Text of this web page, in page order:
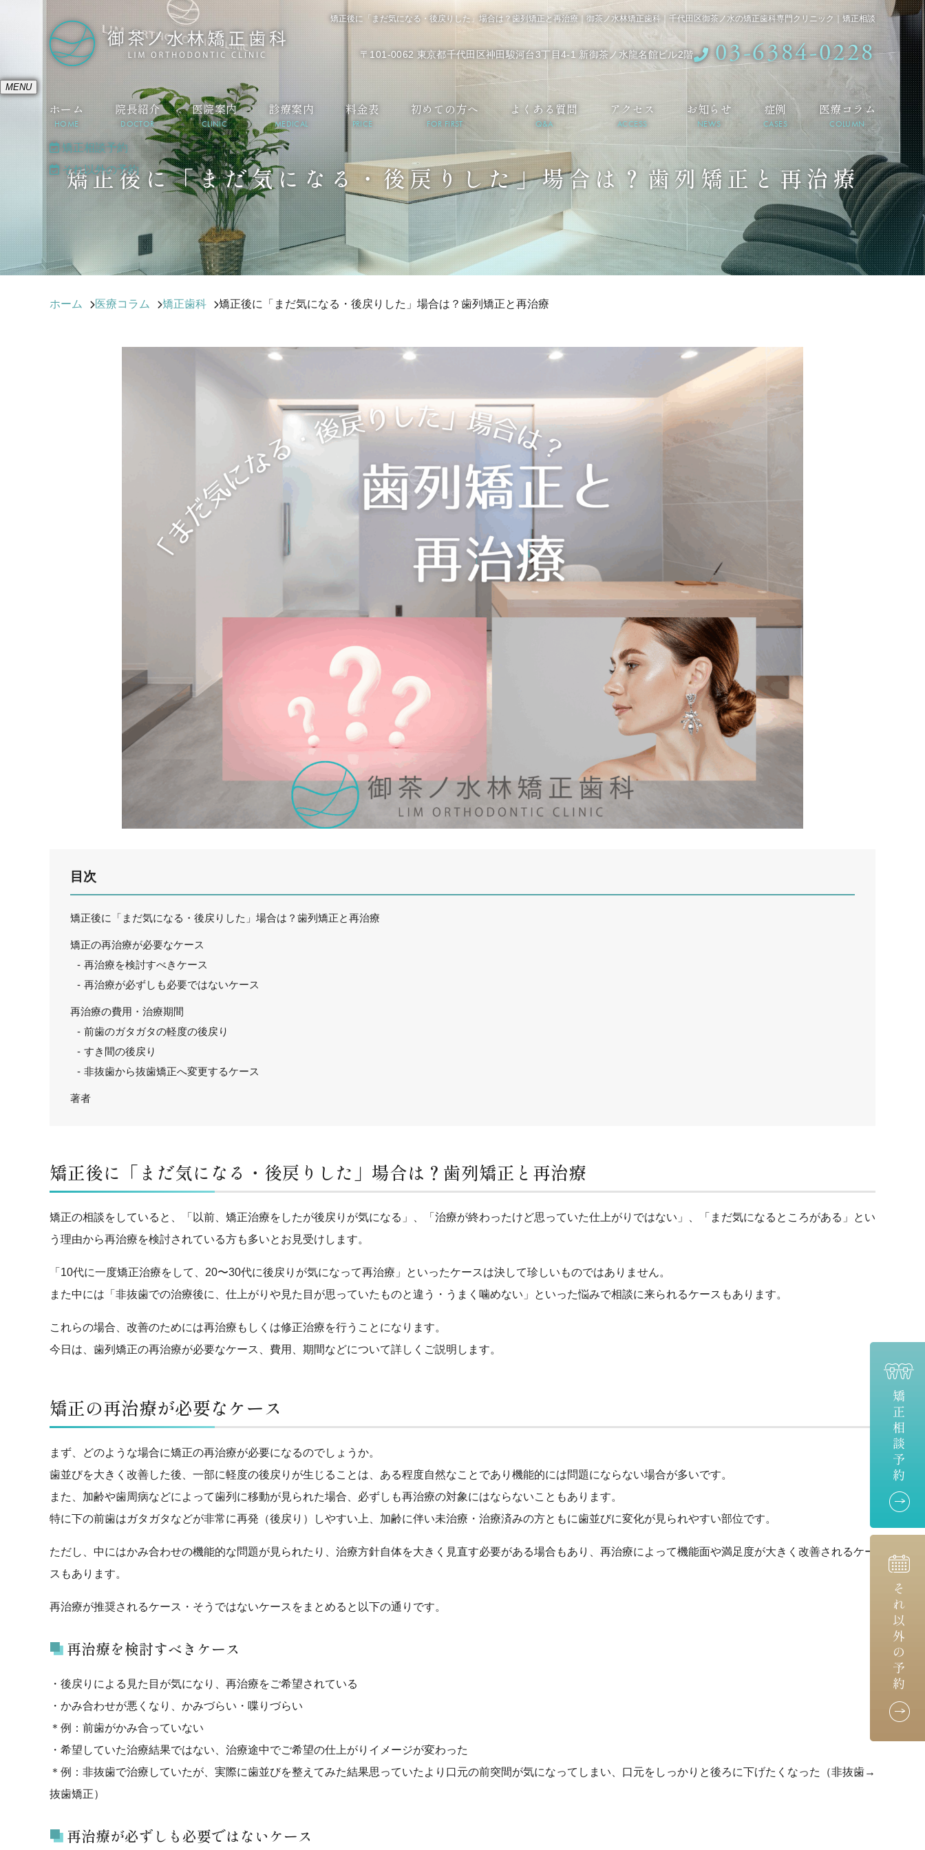
矯正後に「まだ気になる・後戻りした」場合は？歯列矯正と再治療｜御茶ノ水林矯正歯科｜千代田区御茶ノ水の矯正歯科専門クリニック｜矯正相談
〒101-0062 東京都千代田区神田駿河台3丁目4-1 新御茶ノ水龍名館ビル2階 03-6384-0228
MENU
ホーム
HOME
院長紹介
DOCTOR
医院案内
CLINIC
診療案内
MEDICAL
料金表
PRICE
初めての方へ
FOR FIRST
よくある質問
Q&A
アクセス
ACCESS
お知らせ
NEWS
症例
CASES
医療コラム
COLUMN
矯正相談予約
それ以外の予約
矯正後に「まだ気になる・後戻りした」場合は？歯列矯正と再治療
ホーム 医療コラム 矯正歯科 矯正後に「まだ気になる・後戻りした」場合は？歯列矯正と再治療
目次
矯正後に「まだ気になる・後戻りした」場合は？歯列矯正と再治療
矯正の再治療が必要なケース
再治療を検討すべきケース
再治療が必ずしも必要ではないケース
再治療の費用・治療期間
前歯のガタガタの軽度の後戻り
すき間の後戻り
非抜歯から抜歯矯正へ変更するケース
著者
矯正後に「まだ気になる・後戻りした」場合は？歯列矯正と再治療
矯正の相談をしていると、「以前、矯正治療をしたが後戻りが気になる」、「治療が終わったけど思っていた仕上がりではない」、「まだ気になるところがある」とい
う理由から再治療を検討されている方も多いとお見受けします。
「10代に一度矯正治療をして、20〜30代に後戻りが気になって再治療」といったケースは決して珍しいものではありません。
また中には「非抜歯での治療後に、仕上がりや見た目が思っていたものと違う・うまく噛めない」といった悩みで相談に来られるケースもあります。
これらの場合、改善のためには再治療もしくは修正治療を行うことになります。
今日は、歯列矯正の再治療が必要なケース、費用、期間などについて詳しくご説明します。
矯正の再治療が必要なケース
まず、どのような場合に矯正の再治療が必要になるのでしょうか。
歯並びを大きく改善した後、一部に軽度の後戻りが生じることは、ある程度自然なことであり機能的には問題にならない場合が多いです。
また、加齢や歯周病などによって歯列に移動が見られた場合、必ずしも再治療の対象にはならないこともあります。
特に下の前歯はガタガタなどが非常に再発（後戻り）しやすい上、加齢に伴い未治療・治療済みの方ともに歯並びに変化が見られやすい部位です。
ただし、中にはかみ合わせの機能的な問題が見られたり、治療方針自体を大きく見直す必要がある場合もあり、再治療によって機能面や満足度が大きく改善されるケー
スもあります。
再治療が推奨されるケース・そうではないケースをまとめると以下の通りです。
再治療を検討すべきケース
・後戻りによる見た目が気になり、再治療をご希望されている
・かみ合わせが悪くなり、かみづらい・喋りづらい
＊例：前歯がかみ合っていない
・希望していた治療結果ではない、治療途中でご希望の仕上がりイメージが変わった
＊例：非抜歯で治療していたが、実際に歯並びを整えてみた結果思っていたより口元の前突間が気になってしまい、口元をしっかりと後ろに下げたくなった（非抜歯→
抜歯矯正）
再治療が必ずしも必要ではないケース